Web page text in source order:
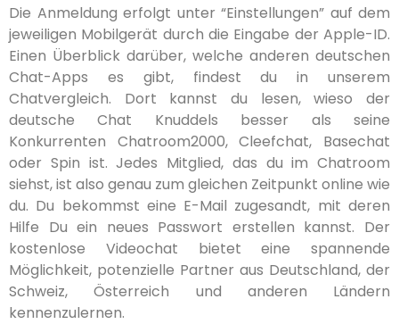
Die Anmeldung erfolgt unter “Einstellungen” auf dem
jeweiligen Mobilgerät durch die Eingabe der Apple-ID.
Einen Überblick darüber, welche anderen deutschen
Chat-Apps es gibt, findest du in unserem
Chatvergleich. Dort kannst du lesen, wieso der
deutsche Chat Knuddels besser als seine
Konkurrenten Chatroom2000, Cleefchat, Basechat
oder Spin ist. Jedes Mitglied, das du im Chatroom
siehst, ist also genau zum gleichen Zeitpunkt online wie
du. Du bekommst eine E-Mail zugesandt, mit deren
Hilfe Du ein neues Passwort erstellen kannst. Der
kostenlose Videochat bietet eine spannende
Möglichkeit, potenzielle Partner aus Deutschland, der
Schweiz, Österreich und anderen Ländern
kennenzulernen.